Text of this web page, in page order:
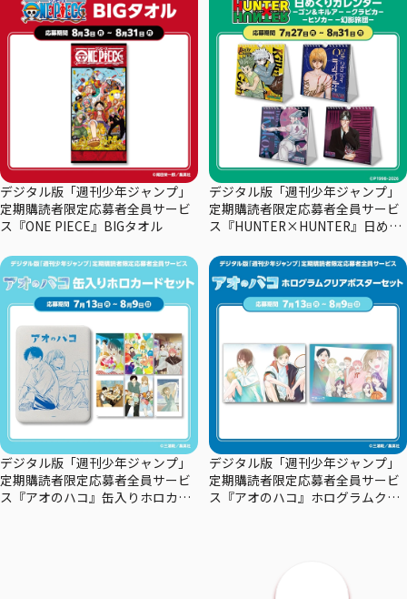
デジタル版「週刊少年ジャンプ」
定期購読者限定応募者全員サービ
ス『ONE PIECE』BIGタオル
デジタル版「週刊少年ジャンプ」
定期購読者限定応募者全員サービ
ス『HUNTER×HUNTER』日めく
デジタル版「週刊少年ジャンプ」
定期購読者限定応募者全員サービ
ス『アオのハコ』缶入りホロカー
デジタル版「週刊少年ジャンプ」
定期購読者限定応募者全員サービ
ス『アオのハコ』ホログラムクリ